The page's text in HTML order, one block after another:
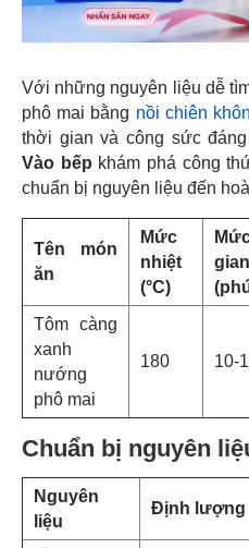
Với những nguyên liệu dễ
phô mai bằng nồi chiên
thời gian và công sức
Vào bếp khám phá công
chuẩn bị nguyên liệu đến
Tên món
ăn
Mức
nhiệt
(°C)
gian
Tôm càng
xanh
nướng
phô mai
180 10-
Chuẩn bị nguyên
Nguyên
liệu
Định lượng